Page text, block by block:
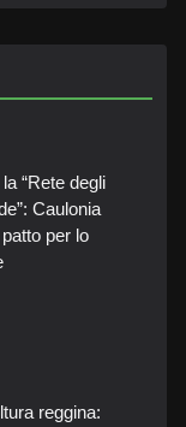
“Rete degli
Caulonia
per lo
reggina: